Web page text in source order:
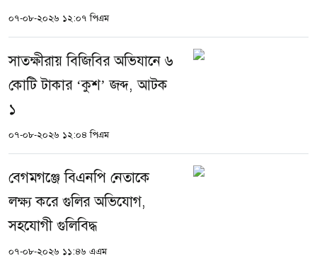
০৭-০৮-২০২৬ ১২:০৭ পিএম
সাতক্ষীরায় বিজিবির অভিযানে ৬
কোটি টাকার ‘কুশ’ জব্দ, আটক
১
০৭-০৮-২০২৬ ১২:০৪ পিএম
বেগমগঞ্জে বিএনপি নেতাকে
লক্ষ্য করে গুলির অভিযোগ,
সহযোগী গুলিবিদ্ধ
০৭-০৮-২০২৬ ১১:৪৬ এএম